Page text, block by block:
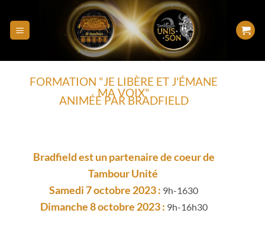
FORMATION "JE LIBÈRE ET J'ÉMANE
MA VOIX"
ANIMÉE PAR BRADFIELD
Bradfield est un partenaire de coeur de
Tambour Unité
Samedi 7 octobre 2023 : 9h-1630
Dimanche 8 octobre 2023 : 9h-16h30